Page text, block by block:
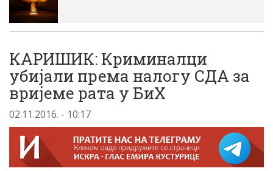
КАРИШИК: Криминалци
убијали према налогу СДА за
вријеме рата у БиХ
02.11.2016. - 10:17